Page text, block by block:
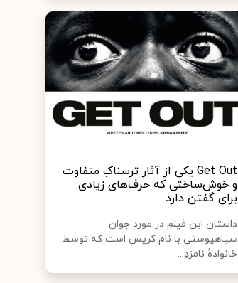
Get Out یکی از آثار ترسناکِ متفاوت
و خوش‌ساختی که حرف‌های زیادی
برای گفتن دارد
داستان این فیلم در مورد جوان
سیاهپوستی با نام کریس است که توسط
خانواده‌ٔ نامزدِ...